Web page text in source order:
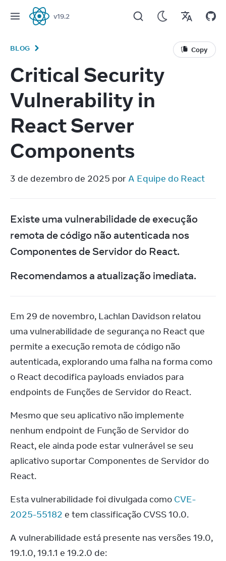
React
v19.2
BLOG Copy
Critical Security
Vulnerability in
React Server
Components
3 de dezembro de 2025 por A Equipe do React
Existe uma vulnerabilidade de execução
remota de código não autenticada nos
Componentes de Servidor do React.
Recomendamos a atualização imediata.
Em 29 de novembro, Lachlan Davidson relatou
uma vulnerabilidade de segurança no React que
permite a execução remota de código não
autenticada, explorando uma falha na forma como
o React decodifica payloads enviados para
endpoints de Funções de Servidor do React.
Mesmo que seu aplicativo não implemente
nenhum endpoint de Função de Servidor do
React, ele ainda pode estar vulnerável se seu
aplicativo suportar Componentes de Servidor do
React.
Esta vulnerabilidade foi divulgada como CVE-
2025-55182 e tem classificação CVSS 10.0.
A vulnerabilidade está presente nas versões 19.0,
19.1.0, 19.1.1 e 19.2.0 de: